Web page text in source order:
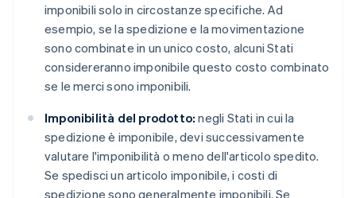
imponibili solo in circostanze specifiche. Ad
esempio, se la spedizione e la movimentazione
sono combinate in un unico costo, alcuni Stati
considereranno imponibile questo costo combinato
se le merci sono imponibili.
Imponibilità del prodotto: negli Stati in cui la
spedizione è imponibile, devi successivamente
valutare l'imponibilità o meno dell'articolo spedito.
Se spedisci un articolo imponibile, i costi di
spedizione sono generalmente imponibili. Se